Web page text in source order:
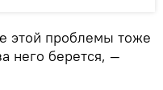
этой проблемы тоже
него берется, —